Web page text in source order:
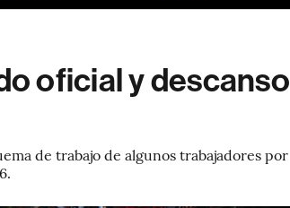
oficial y descanso
de trabajo de algunos trabajadores por